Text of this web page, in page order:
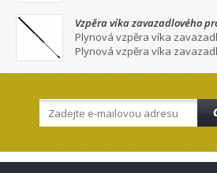
Vzpěra víka zavazadlového
Plynová vzpěra víka
Plynová vzpěra víka